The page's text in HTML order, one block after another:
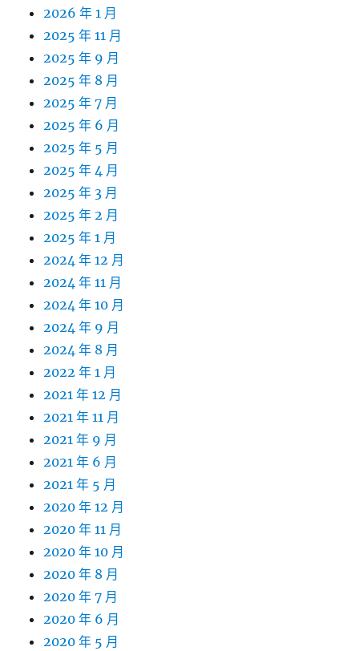
2026 年 1 月
2025 年 11 月
2025 年 9 月
2025 年 8 月
2025 年 7 月
2025 年 6 月
2025 年 5 月
2025 年 4 月
2025 年 3 月
2025 年 2 月
2025 年 1 月
2024 年 12 月
2024 年 11 月
2024 年 10 月
2024 年 9 月
2024 年 8 月
2022 年 1 月
2021 年 12 月
2021 年 11 月
2021 年 9 月
2021 年 6 月
2021 年 5 月
2020 年 12 月
2020 年 11 月
2020 年 10 月
2020 年 8 月
2020 年 7 月
2020 年 6 月
2020 年 5 月